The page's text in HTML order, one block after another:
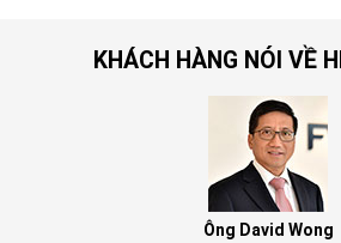
KHÁCH HÀNG NÓI VỀ
Ông David Wong